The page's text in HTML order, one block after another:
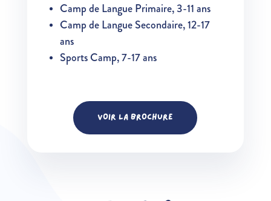
Camp de Langue Primaire, 3-11 ans
Camp de Langue Secondaire, 12-17
ans
Sports Camp, 7-17 ans
VOIR LA BROCHURE